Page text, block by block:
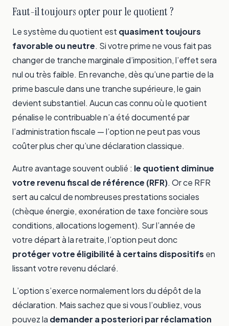
Faut-il toujours opter pour le quotient ?
Le système du quotient est quasiment toujours
favorable ou neutre. Si votre prime ne vous fait pas
changer de tranche marginale d’imposition, l’effet sera
nul ou très faible. En revanche, dès qu’une partie de la
prime bascule dans une tranche supérieure, le gain
devient substantiel. Aucun cas connu où le quotient
pénalise le contribuable n’a été documenté par
l’administration fiscale — l’option ne peut pas vous
coûter plus cher qu’une déclaration classique.
Autre avantage souvent oublié : le quotient diminue
votre revenu fiscal de référence (RFR). Or ce RFR
sert au calcul de nombreuses prestations sociales
(chèque énergie, exonération de taxe foncière sous
conditions, allocations logement). Sur l’année de
votre départ à la retraite, l’option peut donc
protéger votre éligibilité à certains dispositifs en
lissant votre revenu déclaré.
L’option s’exerce normalement lors du dépôt de la
déclaration. Mais sachez que si vous l’oubliez, vous
pouvez la demander a posteriori par réclamation